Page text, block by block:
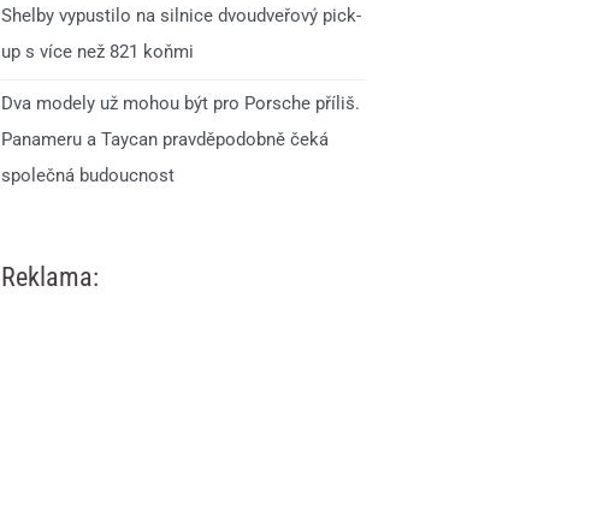
Shelby vypustilo na silnice dvoudveřový pick-
up s více než 821 koňmi
Dva modely už mohou být pro Porsche příliš.
Panameru a Taycan pravděpodobně čeká
společná budoucnost
Reklama: